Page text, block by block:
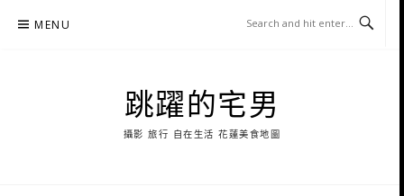
MENU
跳躍的宅男
攝影 旅行 自在生活 花蓮美食地圖